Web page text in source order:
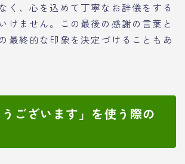
く、心を込めて丁寧なお辞儀をする
けません。この最後の感謝の言葉と
最終的な印象を決定づけることもあ
うございます」を使う際の